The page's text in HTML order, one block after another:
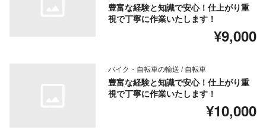
豊富な経験と知識で安心！仕上がり重
視で丁寧に作業いたします！
¥9,000
バイク・自転車の輸送 / 自転車
豊富な経験と知識で安心！仕上がり重
視で丁寧に作業いたします！
¥10,000